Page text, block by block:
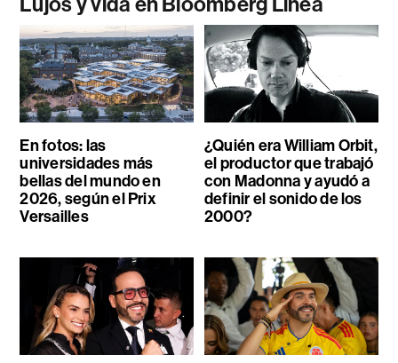
En fotos: las
universidades más
bellas del mundo en
2026, según el Prix
Versailles
¿Quién era William Orbit,
el productor que trabajó
con Madonna y ayudó a
definir el sonido de los
2000?